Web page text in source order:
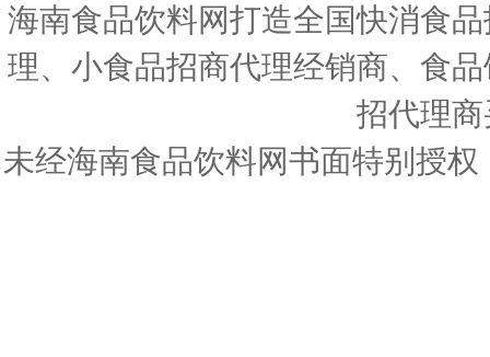
海南食品饮料网打造全国快消食
理、小食品招商代理经销商、食
招代理
未经海南食品饮料网书面特别授